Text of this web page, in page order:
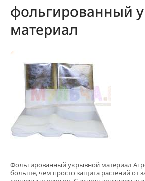
фольгированный
материал
Фольгированный укрывной материал
больше, чем просто защита растений от